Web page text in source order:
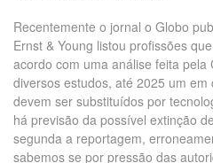
Recentemente o jornal o Globo
Ernst & Young listou profissões
acordo com uma análise feita pela
diversos estudos, até 2025 um
devem ser substituídos por
há previsão da possível extinção
segunda a reportagem,
sabemos se por pressão das